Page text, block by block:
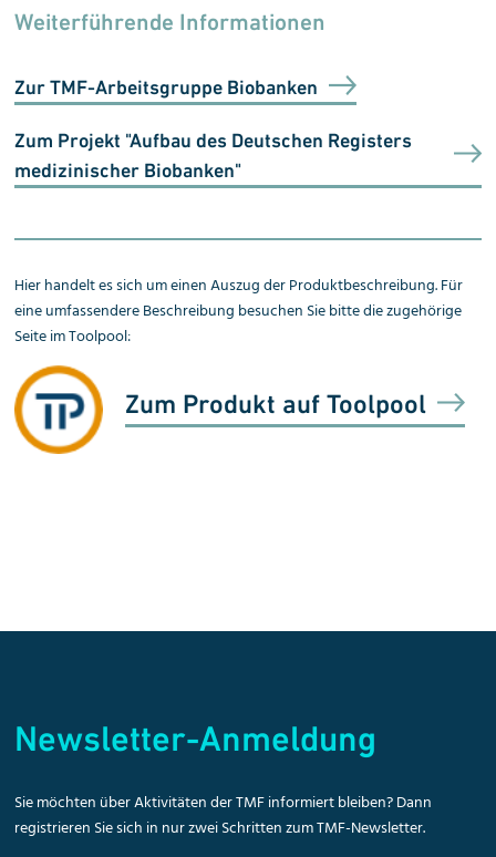
Weiterführende Informationen
Zur TMF-Arbeitsgruppe Biobanken
Zum Projekt "Aufbau des Deutschen Registers
medizinischer Biobanken"
Hier handelt es sich um einen Auszug der Produktbeschreibung. Für
eine umfassendere Beschreibung besuchen Sie bitte die zugehörige
Seite im Toolpool:
Zum Produkt auf Toolpool
Newsletter-Anmeldung
Sie möchten über Aktivitäten der TMF informiert bleiben? Dann
registrieren Sie sich in nur zwei Schritten zum TMF-Newsletter.